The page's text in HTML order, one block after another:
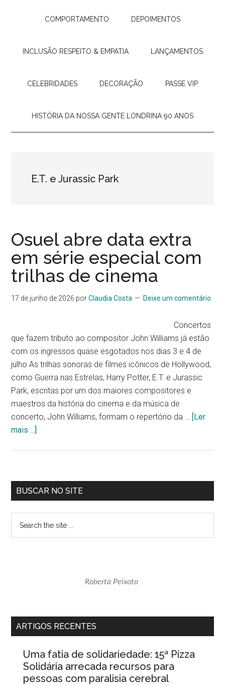
COMPORTAMENTO DEPOIMENTOS
INCLUSÃO RESPEITO & EMPATIA LANÇAMENTOS
CELEBRIDADES DECORAÇÃO PASSE VIP
HISTÓRIA DA NOSSA GENTE LONDRINA 90 ANOS
E.T. e Jurassic Park
Osuel abre data extra
em série especial com
trilhas de cinema
17 de junho de 2026 porClaudia Costa Deixe um comentário
Concertos
que fazem tributo ao compositor John Williams já estão
com os ingressos quase esgotados nos dias 3 e 4 de
julho As trilhas sonoras de filmes icônicos de Hollywood,
como Guerra nas Estrelas, Harry Potter, E.T. e Jurassic
Park, escritas por um dos maiores compositores e
maestros da história do cinema e da música de
concerto, John Williams, formam o repertório da … [Ler
mais ...]
em
série
com
Sidebar
primária
BUSCAR NO SITE
Roberta Peixoto
ARTIGOS RECENTES
Uma fatia de solidariedade: 15ª Pizza
Solidária arrecada recursos para
pessoas com paralisia cerebral